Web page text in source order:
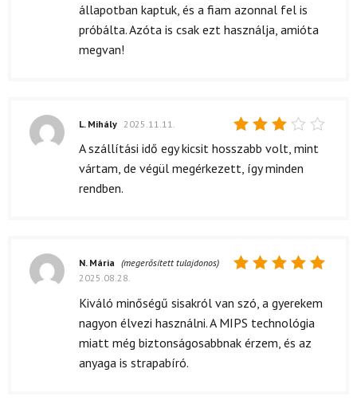
állapotban kaptuk, és a fiam azonnal fel is
próbálta. Azóta is csak ezt használja, amióta
megvan!
Értékelés:
L. Mihály 2025.11.11.
A szállítási idő egy kicsit hosszabb volt, mint
vártam, de végül megérkezett, így minden
rendben.
5/ 5
N. Mária (megerősített tulajdonos)
2025.08.28.
Kiváló minőségű sisakról van szó, a gyerekem
nagyon élvezi használni. A MIPS technológia
miatt még biztonságosabbnak érzem, és az
anyaga is strapabíró.